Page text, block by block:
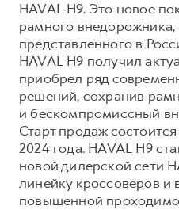
HAVAL Лизинг
АКСЕССУАРЫ
Автомобильные
Коллекция PRO
Коллекция Базовая
Коллекция Детская
АКСЕССУАРЫ
Автомобильные
Коллекция PRO
Коллекция Базовая
Коллекция Детская
HAVAL H9. Это новое
рамного
представленного в
HAVAL H9 получил
приобрел ряд
решений, сохранив
и бескомпромиссный
Старт продаж
2024 года. HAVAL H9
новой дилерской сети
линейку кроссоверов и
повышенной